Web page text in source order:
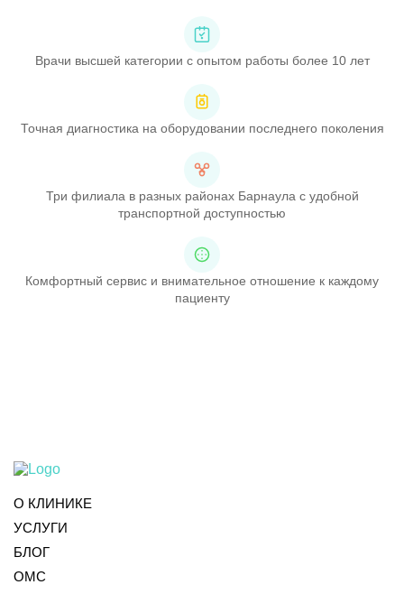
Врачи высшей категории с опытом работы более 10 лет
Точная диагностика на оборудовании последнего поколения
Три филиала в разных районах Барнаула с удобной
транспортной доступностью
Комфортный сервис и внимательное отношение к каждому
пациенту
О КЛИНИКЕ
УСЛУГИ
БЛОГ
ОМС